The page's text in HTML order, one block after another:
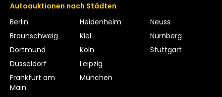
Autoauktionen nach Städten
Berlin
Braunschweig
Dortmund
Düsseldorf
Frankfurt am
Main
Heidenheim
Kiel
Köln
Leipzig
München
Neuss
Nürnberg
Stuttgart